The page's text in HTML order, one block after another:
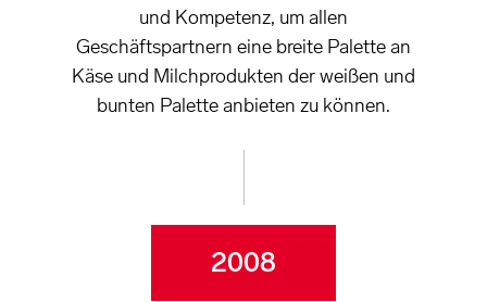
und Kompetenz, um allen
Geschäftspartnern eine breite Palette an
Käse und Milchprodukten der weißen und
bunten Palette anbieten zu können.
2008